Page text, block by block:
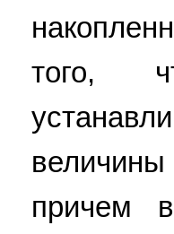
того,
причем